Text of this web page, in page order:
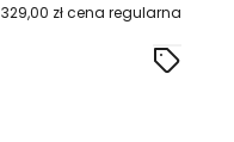
329,00 zł cena regularna